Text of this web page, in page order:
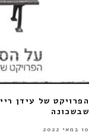
הפרויקט של עידן
שבשכונה
10 במאי 2022